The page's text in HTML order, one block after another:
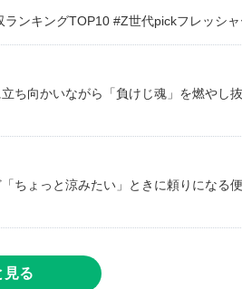
ンキングTOP10 #Z世代pickフレッシ
ち向かいながら「負けじ魂」を燃やし
ちょっと涼みたい」ときに頼りになる
見る